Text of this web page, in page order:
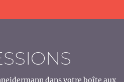
dans votre boîte aux